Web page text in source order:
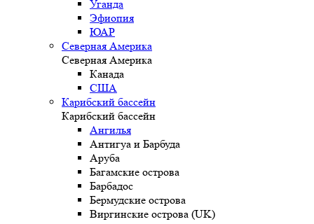
Уганда
Эфиопия
ЮАР
Северная Америка
Северная Америка
Канада
США
Карибский бассейн
Карибский бассейн
Ангилья
Антигуа и Барбуда
Аруба
Багамские острова
Барбадос
Бермудские острова
Виргинские острова (UK)